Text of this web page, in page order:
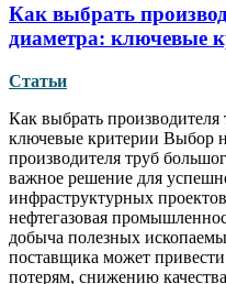
Как выбрать
диаметра: ключевые
Статьи
Как выбрать
ключевые критерии Выбор
производителя труб
важное решение для
инфраструктурных
нефтегазовая
добыча полезных
поставщика может
потерям, снижению